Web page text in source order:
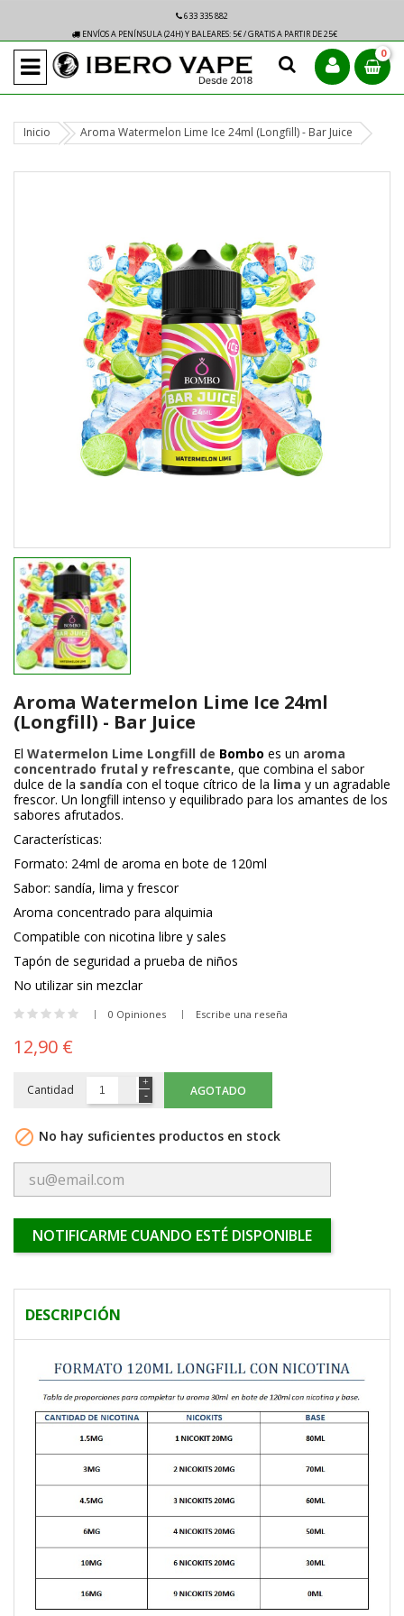
633 335 882
ENVÍOS A PENÍNSULA (24H) Y BALEARES: 5€ / GRATIS A PARTIR DE 25€
0
Inicio Aroma Watermelon Lime Ice 24ml (Longfill) - Bar Juice
Aroma Watermelon Lime Ice 24ml
(Longfill) - Bar Juice
El Watermelon Lime Longfill de Bombo es un aroma
concentrado frutal y refrescante, que combina el sabor
dulce de la sandía con el toque cítrico de la lima y un agradable
frescor. Un longfill intenso y equilibrado para los amantes de los
sabores afrutados.
Características:
Formato: 24ml de aroma en bote de 120ml
Sabor: sandía, lima y frescor
Aroma concentrado para alquimia
Compatible con nicotina libre y sales
Tapón de seguridad a prueba de niños
No utilizar sin mezclar
0 Opiniones Escribe una reseña
12,90 €
Cantidad AGOTADO
 No hay suficientes productos en stock
NOTIFICARME CUANDO ESTÉ DISPONIBLE
DESCRIPCIÓN